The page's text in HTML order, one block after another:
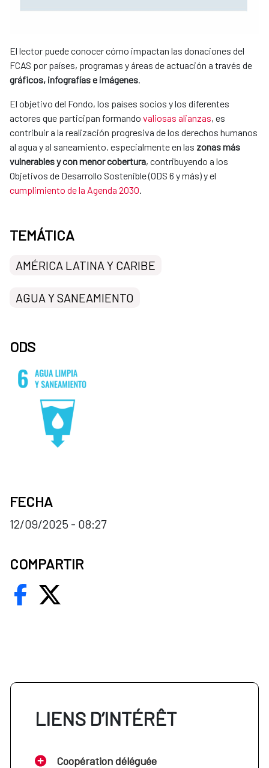
El lector puede conocer cómo impactan las donaciones del
FCAS por países, programas y áreas de actuación a través de
gráficos, infografías e imágenes.
El objetivo del Fondo, los países socios y los diferentes
actores que participan formando valiosas alianzas, es
contribuir a la realización progresiva de los derechos humanos
al agua y al saneamiento, especialmente en las zonas más
vulnerables y con menor cobertura, contribuyendo a los
Objetivos de Desarrollo Sostenible (ODS 6 y más) y el
cumplimiento de la Agenda 2030.
TEMÁTICA
AMÉRICA LATINA Y CARIBE
AGUA Y SANEAMIENTO
ODS
FECHA
12/09/2025 - 08:27
COMPARTIR
LIENS D’INTÉRÊT
Coopération déléguée